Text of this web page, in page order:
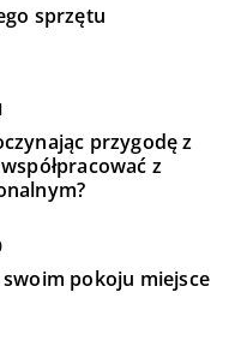
sprzętu
przygodę z
z
pokoju miejsce